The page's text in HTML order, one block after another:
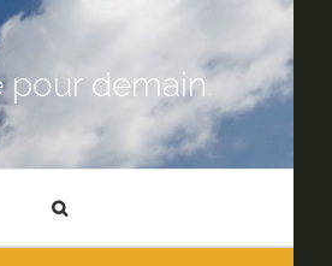
pour demain.